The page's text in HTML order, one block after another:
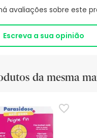
avaliações sobre este
Escreva a sua opinião
da mesma